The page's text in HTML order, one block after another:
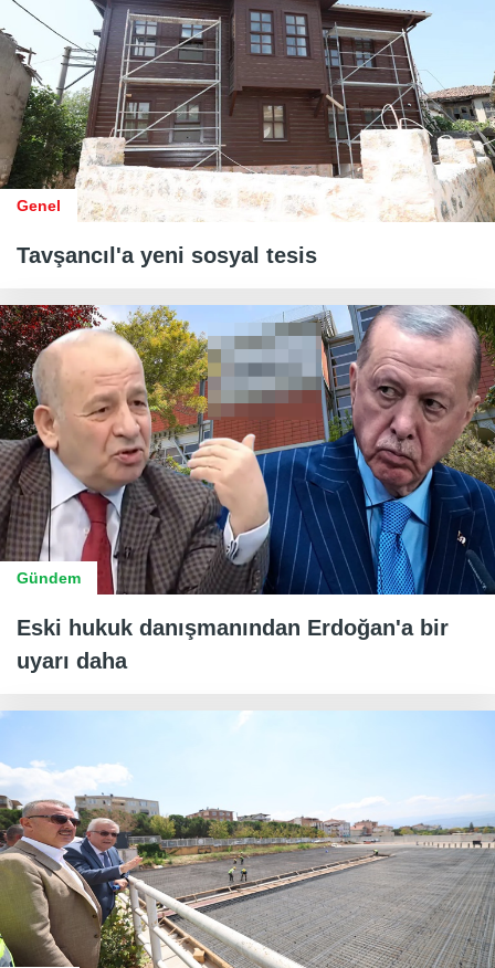
Genel
Tavşancıl'a yeni sosyal tesis
Gündem
Eski hukuk danışmanından Erdoğan'a bir
uyarı daha